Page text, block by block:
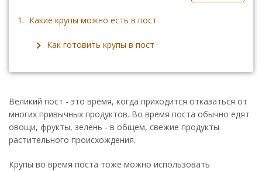
Какие крупы можно есть в пост
Как готовить крупы в пост
Великий пост - это время, когда приходится отказаться от
многих привычных продуктов. Во время поста обычно едят
овощи, фрукты, зелень - в общем, свежие продукты
растительного происхождения.
Крупы во время поста тоже можно использовать